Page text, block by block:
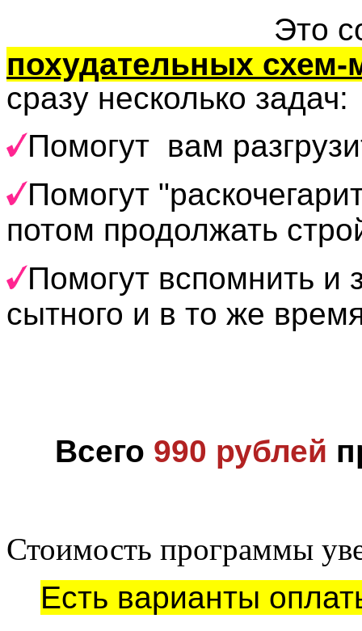
Это
похудательных
сразу несколько задач:
Помогут вам
Помогут
потом продолжать
Помогут вспомнить и
сытного и в то же
Всего 990 рублей
Стоимость программы
Есть варианты